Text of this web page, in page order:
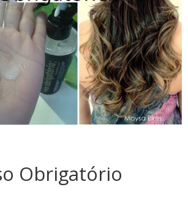
Obrigatório